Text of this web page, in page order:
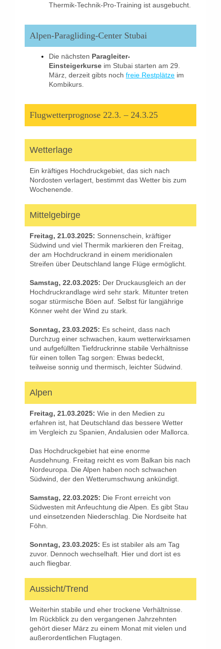
Thermik-Technik-Pro-Training ist ausgebucht.
Alpen-Paragliding-Center Stubai
Die nächsten Paragleiter-
Einsteigerkurse im Stubai starten am 29.
März, derzeit gibts noch freie Restplätze im
Kombikurs.
Flugwetterprognose 22.3. – 24.3.25
Wetterlage
Ein kräftiges Hochdruckgebiet, das sich nach
Nordosten verlagert, bestimmt das Wetter bis zum
Wochenende.
Mittelgebirge
Freitag, 21.03.2025: Sonnenschein, kräftiger
Südwind und viel Thermik markieren den Freitag,
der am Hochdruckrand in einem meridionalen
Streifen über Deutschland lange Flüge ermöglicht.
Samstag, 22.03.2025: Der Druckausgleich an der
Hochdruckrandlage wird sehr stark. Mitunter treten
sogar stürmische Böen auf. Selbst für langjährige
Könner weht der Wind zu stark.
Sonntag, 23.03.2025: Es scheint, dass nach
Durchzug einer schwachen, kaum wetterwirksamen
und aufgefüllten Tiefdruckrinne stabile Verhältnisse
für einen tollen Tag sorgen: Etwas bedeckt,
teilweise sonnig und thermisch, leichter Südwind.
Alpen
Freitag, 21.03.2025: Wie in den Medien zu
erfahren ist, hat Deutschland das bessere Wetter
im Vergleich zu Spanien, Andalusien oder Mallorca.
Das Hochdruckgebiet hat eine enorme
Ausdehnung. Freitag reicht es vom Balkan bis nach
Nordeuropa. Die Alpen haben noch schwachen
Südwind, der den Wetterumschwung ankündigt.
Samstag, 22.03.2025: Die Front erreicht von
Südwesten mit Anfeuchtung die Alpen. Es gibt Stau
und einsetzenden Niederschlag. Die Nordseite hat
Föhn.
Sonntag, 23.03.2025: Es ist stabiler als am Tag
zuvor. Dennoch wechselhaft. Hier und dort ist es
auch fliegbar.
Aussicht/Trend
Weiterhin stabile und eher trockene Verhältnisse.
Im Rückblick zu den vergangenen Jahrzehnten
gehört dieser März zu einem Monat mit vielen und
außerordentlichen Flugtagen.